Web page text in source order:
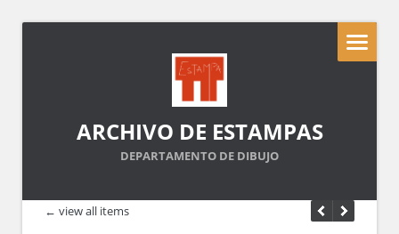
ARCHIVO DE ESTAMPAS
DEPARTAMENTO DE DIBUJO
← view all items